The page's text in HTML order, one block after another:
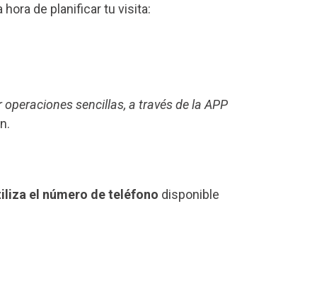
hora de planificar tu visita:
sencillas, a través de la APP
el número de teléfono disponible